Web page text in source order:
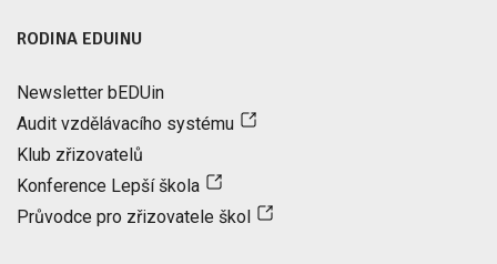
RODINA EDUINU
Newsletter bEDUin
Audit vzdělávacího systému
Klub zřizovatelů
Konference Lepší škola
Průvodce pro zřizovatele škol